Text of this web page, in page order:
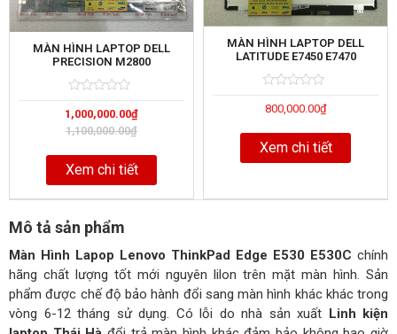
MÀN HÌNH LAPTOP DELL
PRECISION M2800
0
out
of
1,100,000.00₫
1,000,000.00₫
Xem chi tiết
MÀN HÌNH LAPTOP DELL
LATITUDE E7450 E7470
0
of
800,000.00₫
Xem chi tiết
Mô tả sản phẩm
Màn Hình Lapop Lenovo ThinkPad Edge E530 E530C chính
hãng chất lượng tốt mới nguyên lilon trên mặt màn hình. Sản
phẩm được chế độ bảo hành đổi sang màn hình khác khác trong
vòng 6-12 tháng sử dụng. Có lỗi do nhà sản xuất Linh kiện